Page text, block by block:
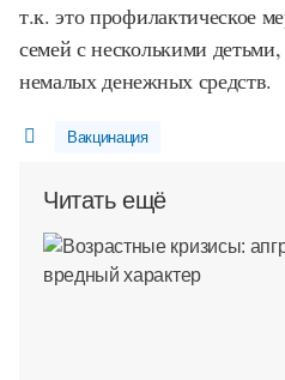
т.к. это профилактическое
семей с несколькими
немалых денежных средств.
Вакцинация
Читать ещё